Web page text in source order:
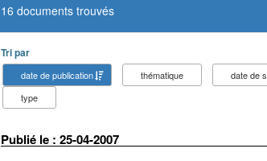
16 documents trouvés
Tri par
date de publication thématique
date de
type
Publié le : 25-04-2007